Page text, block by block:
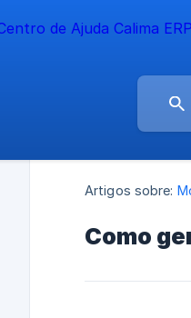
Artigos sobre:
Como